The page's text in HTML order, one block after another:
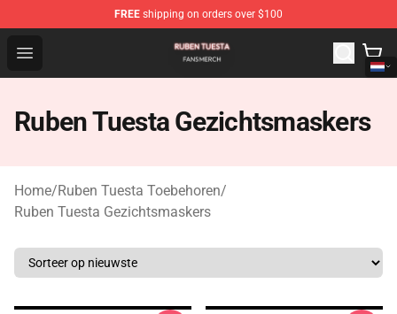
FREE shipping on orders over $100
Open menu
Ruben Tuesta Shop - Official Ruben Tuesta Merchandise
Ruben Tuesta Gezichtsmaskers
Home/Ruben Tuesta Toebehoren/
Ruben Tuesta Gezichtsmaskers